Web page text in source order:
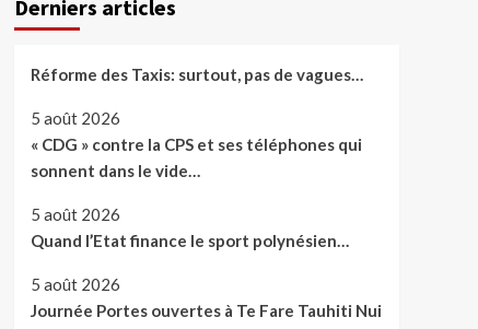
Derniers articles
Réforme des Taxis: surtout, pas de vagues…
5 août 2026
« CDG » contre la CPS et ses téléphones qui
sonnent dans le vide…
5 août 2026
Quand l’Etat finance le sport polynésien…
5 août 2026
Journée Portes ouvertes à Te Fare Tauhiti Nui